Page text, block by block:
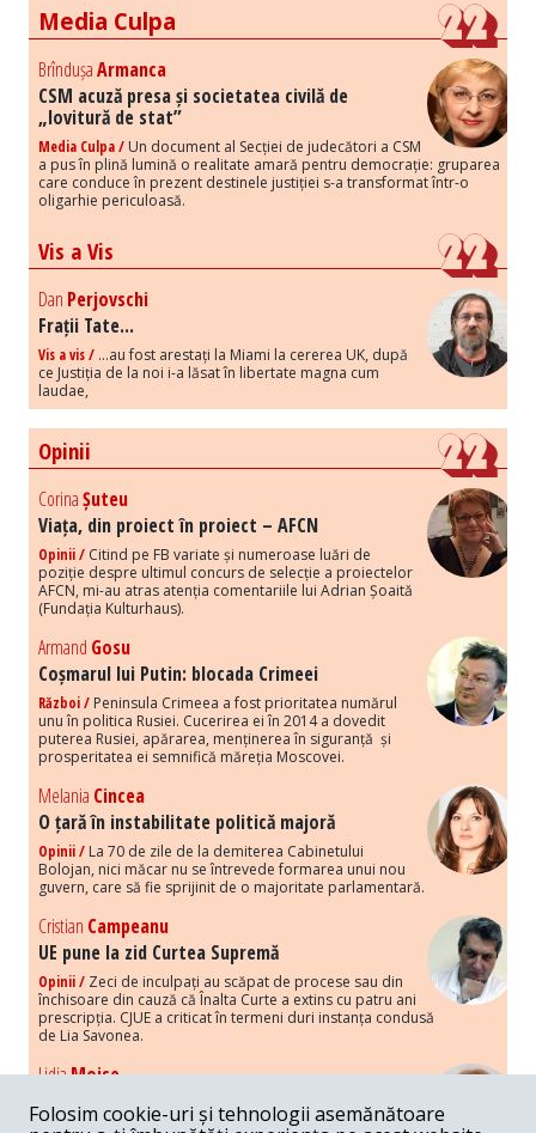
Media Culpa
BrîndușaArmanca
CSM acuză presa și societatea civilă de
„lovitură de stat”
Media Culpa / Un document al Secției de judecători a CSM
a pus în plină lumină o realitate amară pentru democrație: gruparea
care conduce în prezent destinele justiției s-a transformat într-o
oligarhie periculoasă.
Vis a Vis
Dan Perjovschi
Frații Tate...
Vis a vis / ...au fost arestați la Miami la cererea UK, după
ce Justiția de la noi i-a lăsat în libertate magna cum
laudae,
Opinii
CorinaȘuteu
Viața, din proiect în proiect – AFCN
Opinii / Citind pe FB variate și numeroase luări de
poziție despre ultimul concurs de selecție a proiectelor
AFCN, mi-au atras atenția comentariile lui Adrian Șoaită
(Fundația Kulturhaus).
Armand Gosu
Coșmarul lui Putin: blocada Crimeei
Război / Peninsula Crimeea a fost prioritatea numărul
unu în politica Rusiei. Cucerirea ei în 2014 a dovedit
puterea Rusiei, apărarea, menținerea în siguranță și
prosperitatea ei semnifică măreția Moscovei.
Melania Cincea
O țară în instabilitate politică majoră
Opinii / La 70 de zile de la demiterea Cabinetului
Bolojan, nici măcar nu se întrevede formarea unui nou
guvern, care să fie sprijinit de o majoritate parlamentară.
Cristian Campeanu
UE pune la zid Curtea Supremă
Opinii / Zeci de inculpați au scăpat de procese sau din
închisoare din cauză că Înalta Curte a extins cu patru ani
prescripția. CJUE a criticat în termeni duri instanța condusă
de Lia Savonea.
LidiaMoise
Costurile economice ale haosului politic
Folosim cookie-uri și tehnologii asemănătoare